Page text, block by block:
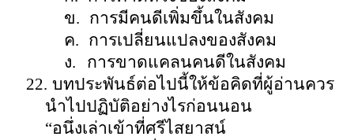
ข. การมีคนดีเพิ่มขึ้นในสังคม
ค. การเปลี่ยนแปลงของสังคม
ง.
การขาดแคลนคนดีในสังคม
22. บทประพันธ์ต่อไปนี้ให้ข้อคิดที่ผู้อ่านควร
นำไปปฏิบัติอย่างไรก่อนนอน
“อนึ่งเล่าเข้าที่ศรีไสยาสน์